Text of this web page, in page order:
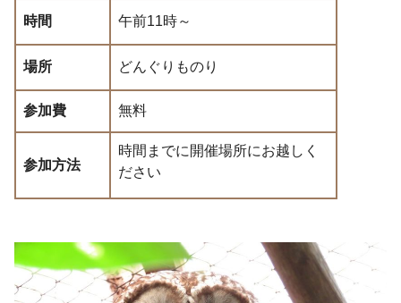
時間 午前11時～
場所 どんぐりものり
参加費 無料
参加方法
時間までに開催場所にお越しく
ださい